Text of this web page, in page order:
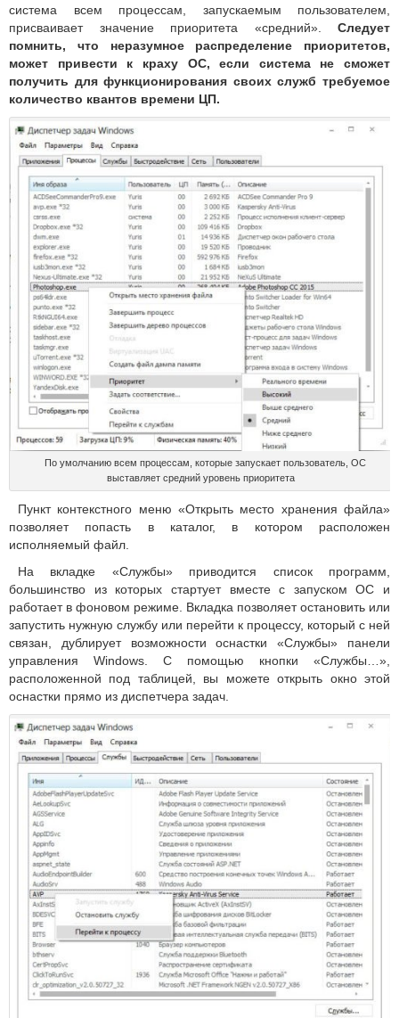
система всем процессам, запускаемым пользователем,
присваивает значение приоритета «средний». Следует
помнить, что неразумное распределение приоритетов,
может привести к краху ОС, если система не сможет
получить для функционирования своих служб требуемое
количество квантов времени ЦП.
По умолчанию всем процессам, которые запускает пользователь, ОС
выставляет средний уровень приоритета
Пункт контекстного меню «Открыть место хранения файла»
позволяет попасть в каталог, в котором расположен
исполняемый файл.
На вкладке «Службы» приводится список программ,
большинство из которых стартует вместе с запуском ОС и
работает в фоновом режиме. Вкладка позволяет остановить или
запустить нужную службу или перейти к процессу, который с ней
связан, дублирует возможности оснастки «Службы» панели
управления Windows. С помощью кнопки «Службы…»,
расположенной под таблицей, вы можете открыть окно этой
оснастки прямо из диспетчера задач.